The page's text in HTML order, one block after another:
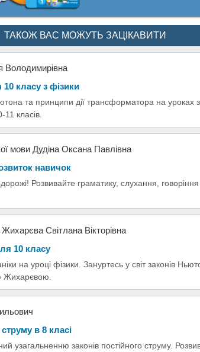
ТАКОЖ ВАС МОЖУТЬ ЗАЦІКАВИТИ
Володимирівна
класу з фізики
та принципи дії трансформатора на уроках
класів.
мови Дудіна Оксана Павлівна
навичок
Розвивайте граматику, слухання, говоріння
Світлана Вікторівна
10 класу
на уроці фізики. Зануртесь у світ законів
Жихарєвою.
в 8 класі
узагальненню законів постійного струму.